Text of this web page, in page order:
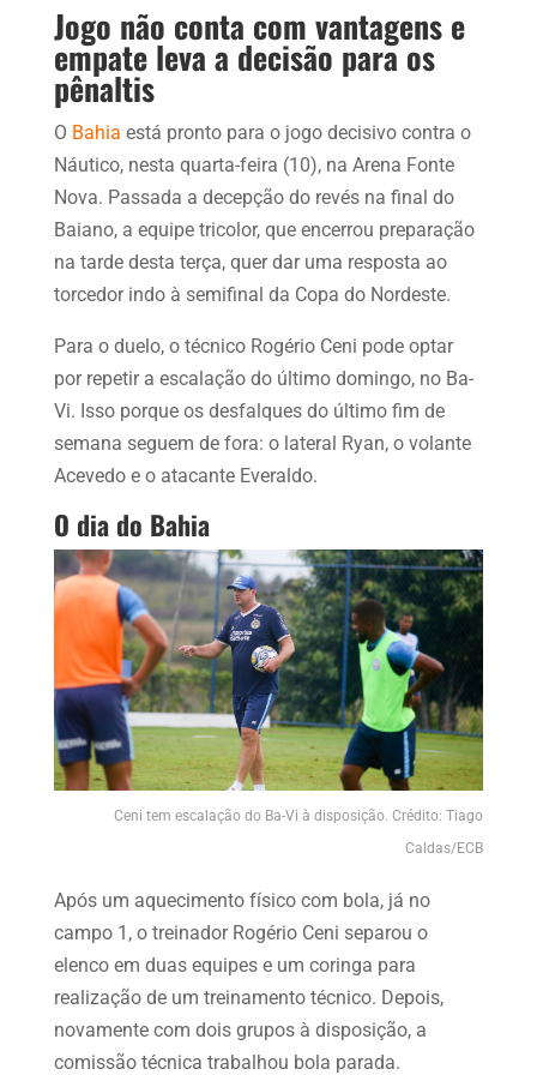
Jogo não conta com vantagens e
empate leva a decisão para os
pênaltis
O Bahia está pronto para o jogo decisivo contra o
Náutico, nesta quarta-feira (10), na Arena Fonte
Nova. Passada a decepção do revés na final do
Baiano, a equipe tricolor, que encerrou preparação
na tarde desta terça, quer dar uma resposta ao
torcedor indo à semifinal da Copa do Nordeste.
Para o duelo, o técnico Rogério Ceni pode optar
por repetir a escalação do último domingo, no Ba-
Vi. Isso porque os desfalques do último fim de
semana seguem de fora: o lateral Ryan, o volante
Acevedo e o atacante Everaldo.
O dia do Bahia
Ceni tem escalação do Ba-Vi à disposição. Crédito: Tiago
Caldas/ECB
Após um aquecimento físico com bola, já no
campo 1, o treinador Rogério Ceni separou o
elenco em duas equipes e um coringa para
realização de um treinamento técnico. Depois,
novamente com dois grupos à disposição, a
comissão técnica trabalhou bola parada.